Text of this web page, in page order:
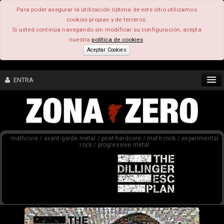
Para poder asegurar la utilización óptima de este sitio utilizamos
cookies propias y de terceros.
Si usted continúa navegando sin modificar su configuración, acepta
nuestrapolítica de cookies.
Aceptar Cookies
ENTRA
CONTENIDO
mathcore / avant-garde metal / post-hardcore / math rock / experimental
rock / progressive metal